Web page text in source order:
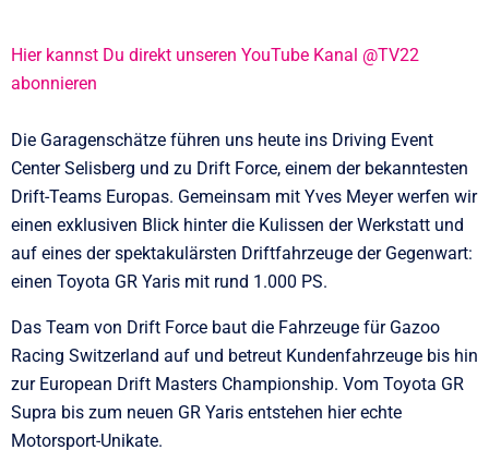
Hier kannst Du direkt unseren YouTube Kanal @TV22
abonnieren
Die Garagenschätze führen uns heute ins Driving Event
Center Selisberg und zu Drift Force, einem der bekanntesten
Drift-Teams Europas. Gemeinsam mit Yves Meyer werfen wir
einen exklusiven Blick hinter die Kulissen der Werkstatt und
auf eines der spektakulärsten Driftfahrzeuge der Gegenwart:
einen Toyota GR Yaris mit rund 1.000 PS.
Das Team von Drift Force baut die Fahrzeuge für Gazoo
Racing Switzerland auf und betreut Kundenfahrzeuge bis hin
zur European Drift Masters Championship. Vom Toyota GR
Supra bis zum neuen GR Yaris entstehen hier echte
Motorsport-Unikate.